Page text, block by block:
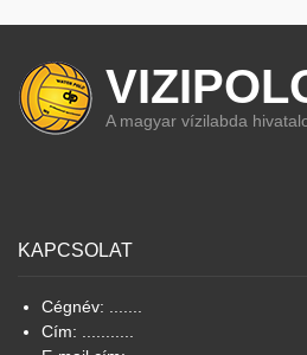
A magyar vízilabda
KAPCSOLAT
Cégnév: .......
Cím: ...........